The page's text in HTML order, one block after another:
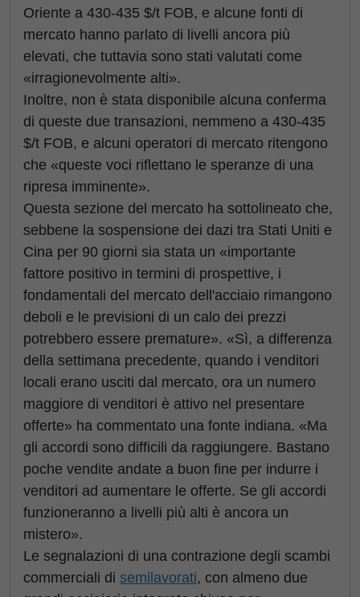
Oriente a 430-435 $/t FOB, e alcune fonti di
mercato hanno parlato di livelli ancora più
elevati, che tuttavia sono stati valutati come
«irragionevolmente alti».
Inoltre, non è stata disponibile alcuna conferma
di queste due transazioni, nemmeno a 430-435
$/t FOB, e alcuni operatori di mercato ritengono
che «queste voci riflettano le speranze di una
ripresa imminente».
Questa sezione del mercato ha sottolineato che,
sebbene la sospensione dei dazi tra Stati Uniti e
Cina per 90 giorni sia stata un «importante
fattore positivo in termini di prospettive, i
fondamentali del mercato dell'acciaio rimangono
deboli e le previsioni di un calo dei prezzi
potrebbero essere premature». «Sì, a differenza
della settimana precedente, quando i venditori
locali erano usciti dal mercato, ora un numero
maggiore di venditori è attivo nel presentare
offerte» ha commentato una fonte indiana. «Ma
gli accordi sono difficili da raggiungere. Bastano
poche vendite andate a buon fine per indurre i
venditori ad aumentare le offerte. Se gli accordi
funzioneranno a livelli più alti è ancora un
mistero».
Le segnalazioni di una contrazione degli scambi
commerciali di semilavorati, con almeno due